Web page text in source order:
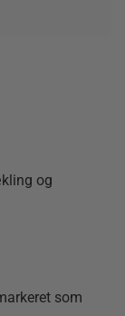
og
som